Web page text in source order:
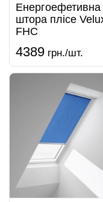
Енергоефетивна
штора плісе
FHC
4389 грн./шт.